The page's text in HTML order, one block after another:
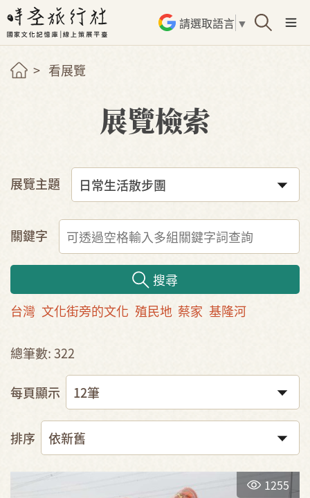
請選取語言 ▼
看展覽
展覽檢索
展覽主題
關鍵字
搜尋
台灣 文化街旁的文化 殖民地 蔡家 基隆河
總筆數: 322
每頁顯示
排序
1255